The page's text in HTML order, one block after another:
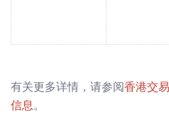
有关更多详情，请参阅香港交
信息。